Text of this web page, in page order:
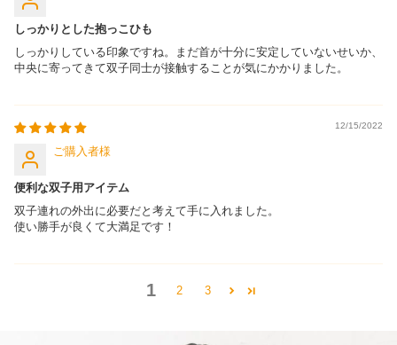
しっかりとした抱っこひも
しっかりしている印象ですね。まだ首が十分に安定していないせいか、
中央に寄ってきて双子同士が接触することが気にかかりました。
12/15/2022
ご購入者
便利な双子用アイテム
双子連れの外出に必要だと考えて手に入れました。
使い勝手が良くて大満足です！
1 2 3